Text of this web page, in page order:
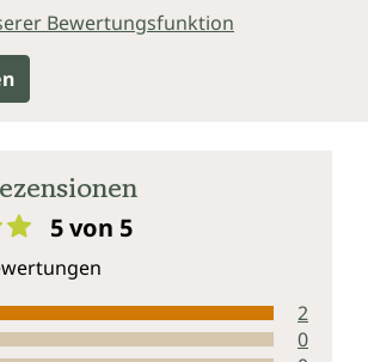
Bewertungsfunktion
5 von 5
2
0